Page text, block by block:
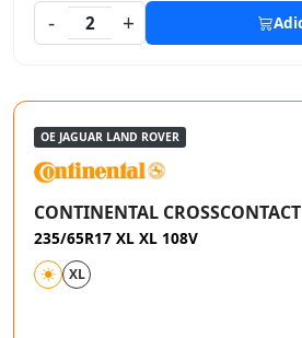
-
2 +
OE JAGUAR LAND ROVER
CONTINENTAL
235/65R17 XL XL 108V
XL